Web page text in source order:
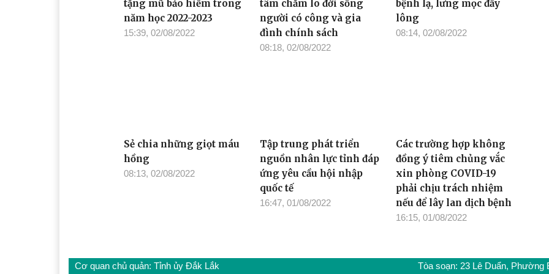
tặng mũ bảo hiểm trong
năm học 2022-2023
15:39, 02/08/2022
tâm chăm lo đời sống
người có công và gia
đình chính sách
08:18, 02/08/2022
bệnh lạ, lưng mọc đầy
lông
08:14, 02/08/2022
Sẻ chia những giọt máu
hồng
08:13, 02/08/2022
Tập trung phát triển
nguồn nhân lực tỉnh đáp
ứng yêu cầu hội nhập
quốc tế
16:47, 01/08/2022
Các trường hợp không
đồng ý tiêm chủng vắc
xin phòng COVID-19
phải chịu trách nhiệm
nếu để lây lan dịch bệnh
16:15, 01/08/2022
Cơ quan chủ quản: Tỉnh ủy Đắk Lắk Tòa soạn: 23 Lê Duẩn, Phường